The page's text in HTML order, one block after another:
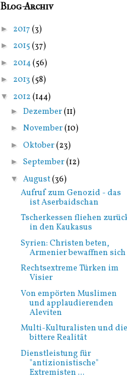
Blog-Archiv
► 2017 (3)
► 2015 (37)
► 2014(56)
► 2013 (58)
▼ 2012 (144)
► Dezember(11)
► November(10)
► Oktober(23)
► September(12)
▼ August(36)
Aufruf zum Genozid - das
ist Aserbaidschan
Tscherkessen fliehen
in den Kaukasus
Syrien: Christen beten,
Armenier bewaffnen sich
Rechtsextreme Türken im
Visier
Von empörten Muslimen
und applaudierenden
Aleviten
Multi-Kulturalisten und die
bittere Realität
Dienstleistung für
"antizionistische"
Extremisten ...